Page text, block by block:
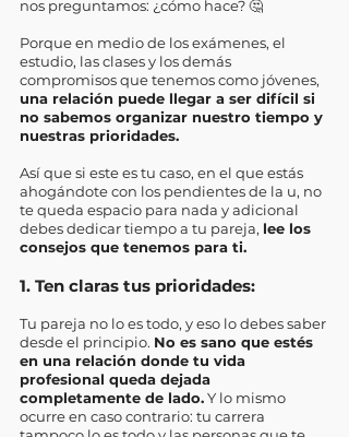
nos preguntamos: ¿cómo hace? 🤔
Porque en medio de los exámenes, el
estudio, las clases y los demás
compromisos que tenemos como jóvenes,
una relación puede llegar a ser difícil si
no sabemos organizar nuestro tiempo y
nuestras prioridades.
Así que si este es tu caso, en el que estás
ahogándote con los pendientes de la u, no
te queda espacio para nada y adicional
debes dedicar tiempo a tu pareja, lee los
consejos que tenemos para ti.
1. Ten claras tus prioridades:
Tu pareja no lo es todo, y eso lo debes saber
desde el principio. No es sano que estés
en una relación donde tu vida
profesional queda dejada
completamente de lado. Y lo mismo
ocurre en caso contrario: tu carrera